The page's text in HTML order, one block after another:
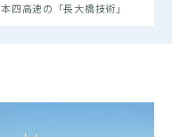
本四高速の「長大橋技術」